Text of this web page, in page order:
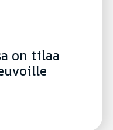
on tilaa